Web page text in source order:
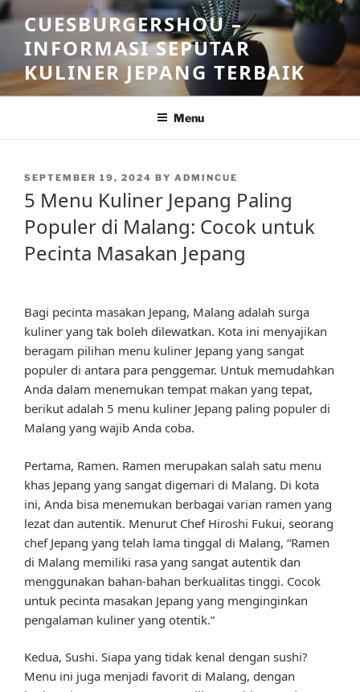
Skip
to
content
CUESBURGERSHOU –
INFORMASI SEPUTAR
KULINER JEPANG TERBAIK
Menu
POSTED
SEPTEMBER 19, 2024 BY ADMINCUE
5 Menu Kuliner Jepang Paling
Populer di Malang: Cocok untuk
Pecinta Masakan Jepang
Bagi pecinta masakan Jepang, Malang adalah surga
kuliner yang tak boleh dilewatkan. Kota ini menyajikan
beragam pilihan menu kuliner Jepang yang sangat
populer di antara para penggemar. Untuk memudahkan
Anda dalam menemukan tempat makan yang tepat,
berikut adalah 5 menu kuliner Jepang paling populer di
Malang yang wajib Anda coba.
Pertama, Ramen. Ramen merupakan salah satu menu
khas Jepang yang sangat digemari di Malang. Di kota
ini, Anda bisa menemukan berbagai varian ramen yang
lezat dan autentik. Menurut Chef Hiroshi Fukui, seorang
chef Jepang yang telah lama tinggal di Malang, “Ramen
di Malang memiliki rasa yang sangat autentik dan
menggunakan bahan-bahan berkualitas tinggi. Cocok
untuk pecinta masakan Jepang yang menginginkan
pengalaman kuliner yang otentik.”
Kedua, Sushi. Siapa yang tidak kenal dengan sushi?
Menu ini juga menjadi favorit di Malang, dengan